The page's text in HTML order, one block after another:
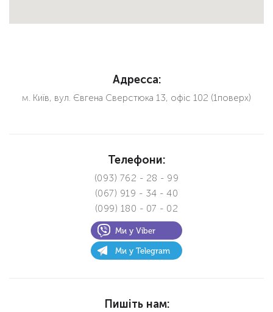
Адресса:
м. Київ, вул. Євгена Сверстюка 13, офіс 102 (1поверх)
Телефони:
(093) 762 - 28 - 99
(067) 919 - 34 - 40
(099) 180 - 07 - 02
Ми у Viber
Ми у Telegram
Пишіть нам: